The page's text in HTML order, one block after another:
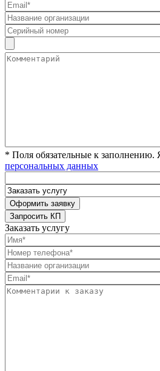
* Поля обязательные к заполнению.
персональных данных
Заказать услугу